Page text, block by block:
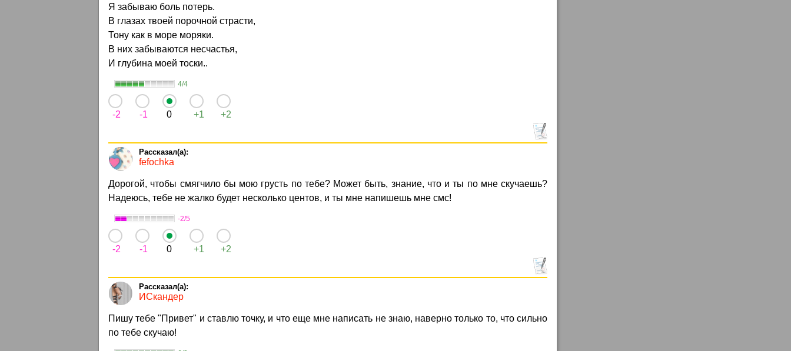
Я забываю боль потерь.
В глазах твоей порочной страсти,
Тону как в море моряки.
В них забываются несчастья,
И глубина моей тоски..
4/4
-2 -1 0 +1 +2
fefochka
Дорогой, чтобы смягчило бы мою грусть по тебе? Может быть, знание, что и ты по мне скучаешь?
Надеюсь, тебе не жалко будет несколько центов, и ты мне напишешь мне смс!
-2/5
-2 -1 0 +1 +2
ИСкандер
Пишу тебе "Привет" и ставлю точку, и что еще мне написать не знаю, наверно только то, что сильно
по тебе скучаю!